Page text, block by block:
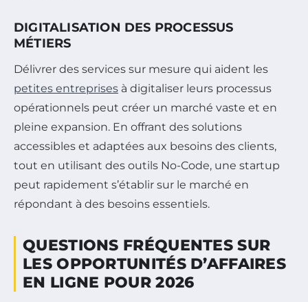
DIGITALISATION DES PROCESSUS
MÉTIERS
Délivrer des services sur mesure qui aident les
petites entreprises à digitaliser leurs processus
opérationnels peut créer un marché vaste et en
pleine expansion. En offrant des solutions
accessibles et adaptées aux besoins des clients,
tout en utilisant des outils No-Code, une startup
peut rapidement s’établir sur le marché en
répondant à des besoins essentiels.
QUESTIONS FRÉQUENTES SUR
LES OPPORTUNITÉS D’AFFAIRES
EN LIGNE POUR 2026